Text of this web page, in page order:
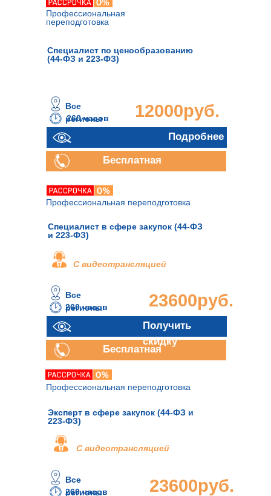
Специалист в сфере закупок (44-ФЗ
и 223-ФЗ)
260 часов
Все
регионы
Профессиональная переподготовка
Получить
скидку
Бесплатная
Эксперт в сфере закупок (44-ФЗ и
223-ФЗ)
260 часов
Все
регионы
Профессиональная переподготовка
Специалист по ценообразованию
(44-ФЗ и 223-ФЗ)
260 часов 12000руб.
Все
регионы
Профессиональная
переподготовка
Подробнее
Бесплатная
С видеотрансляцией
С видеотрансляцией
23600руб.
23600руб.